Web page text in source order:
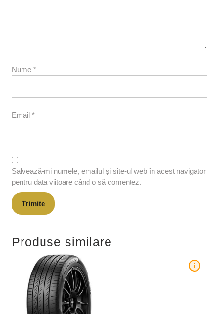
Nume *
Email *
Salvează-mi numele, emailul și site-ul web în acest navigator
pentru data viitoare când o să comentez.
Produse similare
i